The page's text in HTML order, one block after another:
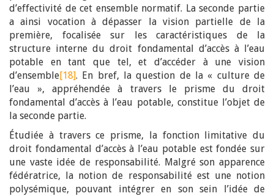
d’effectivité de cet ensemble normatif. La seconde partie
a ainsi vocation à dépasser la vision partielle de la
première, focalisée sur les caractéristiques de la
structure interne du droit fondamental d’accès à l’eau
potable en tant que tel, et d’accéder à une vision
d’ensemble[18]. En bref, la question de la « culture de
l’eau », appréhendée à travers le prisme du droit
fondamental d’accès à l’eau potable, constitue l’objet de
la seconde partie.
Étudiée à travers ce prisme, la fonction limitative du
droit fondamental d’accès à l’eau potable est fondée sur
une vaste idée de responsabilité. Malgré son apparence
fédératrice, la notion de responsabilité est une notion
polysémique, pouvant intégrer en son sein l’idée de